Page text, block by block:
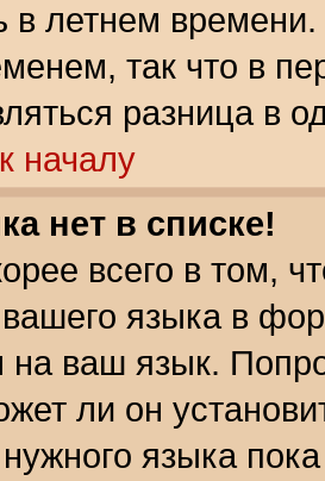
в летнем
так что в
разница в
началу
нет в списке!
всего в том,
языка в
на ваш язык.
ли он
языка